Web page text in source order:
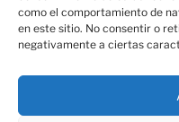
como el comportamiento de
en este sitio. No consentir o
negativamente a ciertas
CONTACTO
fundacion@magtel.es
Parque Empresarial Las
C/Gabriel Ramos
14014 Córdoba